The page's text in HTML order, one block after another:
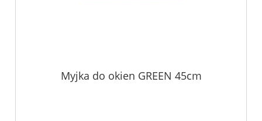
Myjka do okien GREEN 45cm